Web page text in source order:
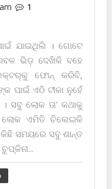
1
ଯାଇଥିଲି । ଗୋଟେ
ଭିଡ଼ ଦେଖିକି ବହେ
ଫୋନ୍ କରିବି,
ପାଇଁ ଏଠି ଟୀକା ନୁହେଁ
ସବୁ ଲୋକ ତା' କଥାକୁ
ଏମିତି ଚିଲେଇକି
ସମୟରେ ସବୁ ଶାନ୍ତ